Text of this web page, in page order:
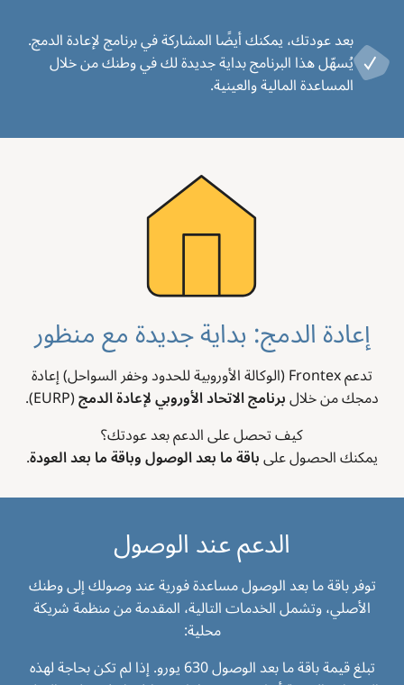
بعد عودتك، يمكنك أيضًا المشاركة في برنامج لإعادة الدمج.
يُسهّل هذا البرنامج بداية جديدة لك في وطنك من خلال
المساعدة المالية والعينية.
إعادة الدمج: بداية جديدة مع منظور
تدعم Frontex (الوكالة الأوروبية للحدود وخفر السواحل) إعادة
دمجك من خلال برنامج الاتحاد الأوروبي لإعادة الدمج(EURP).
كيف تحصل على الدعم بعد عودتك؟
يمكنك الحصول على باقة ما بعد الوصول وباقة ما بعد العودة.
الدعم عند الوصول
توفر باقة ما بعد الوصول مساعدة فورية عند وصولك إلى وطنك
الأصلي، وتشمل الخدمات التالية، المقدمة من منظمة شريكة
محلية:
تبلغ قيمة باقة ما بعد الوصول 630 يورو. إذا لم تكن بحاجة لهذه